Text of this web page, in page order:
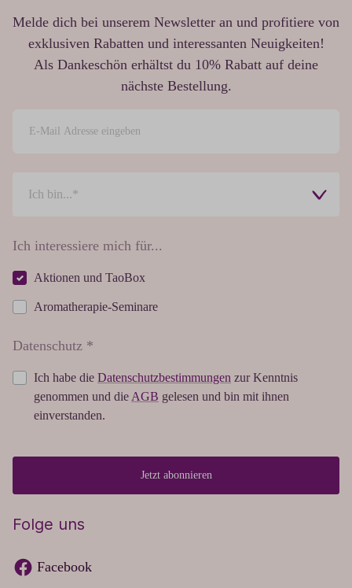
Melde dich bei unserem Newsletter an und profitiere von
exklusiven Rabatten und interessanten Neuigkeiten!
Als Dankeschön erhältst du 10% Rabatt auf deine
nächste Bestellung.
Ich interessiere mich für...
Aktionen und TaoBox
Aromatherapie-Seminare
Datenschutz *
Ich habe die Datenschutzbestimmungen zur Kenntnis
genommen und die AGB gelesen und bin mit ihnen
einverstanden.
Jetzt abonnieren
Folge uns
Facebook